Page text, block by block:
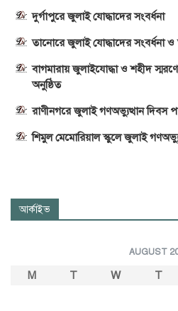
দুর্গাপুরে জুলাই যোদ্ধাদের সংবর্ধনা
তানোরে জুলাই যোদ্ধাদের সংবর্ধনা
বাগমারায় জুলাইযোদ্ধা ও শহীদ
অনুষ্ঠিত
রাণীনগরে জুলাই গণঅভ্যুত্থান দিবস
শিমুল মেমোরিয়াল স্কুলে জুলাই
আর্কাইভ
AUGUST
M T W T